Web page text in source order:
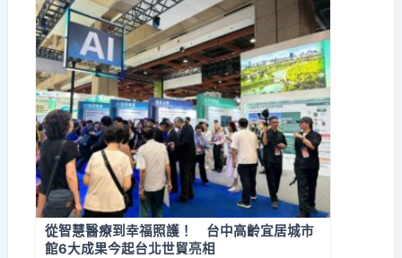
從智慧醫療到幸福照護！ 台中高齡宜居城市
館6大成果今起台北世貿亮相